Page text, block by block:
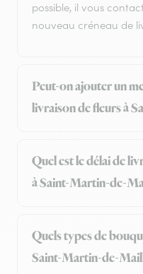
possible, il vous
nouveau créneau de
Peut-on ajouter un
livraison de fleurs à
Quel est le délai de
à Saint-Martin-de-
Quels types de
Saint-Martin-de-